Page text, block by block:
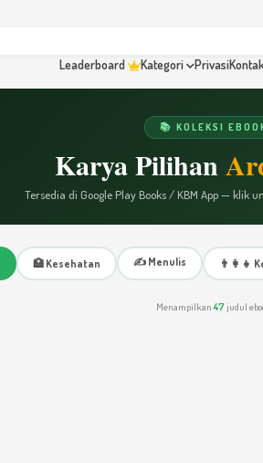
Leaderboard Kategori PrivasiKontak
📚 KOLEKSI
Karya Pilihan
Tersedia di Google Play Books / KBM App — klik
🏥 Kesehatan ✍️ Menulis 👨‍👩‍👧
Menampilkan47 judul